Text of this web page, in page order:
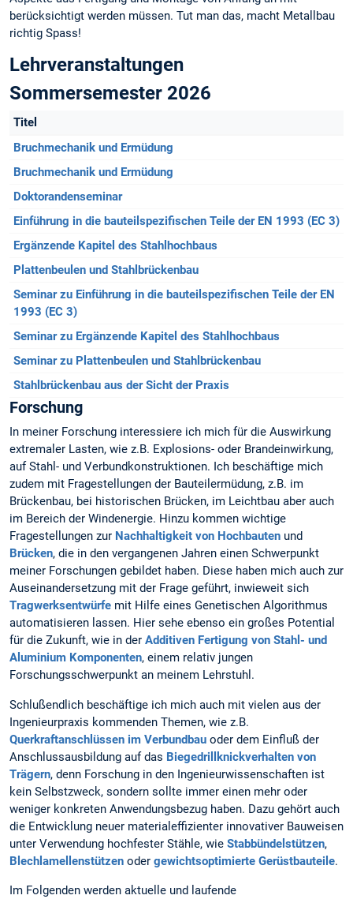
berücksichtigt werden müssen. Tut man das, macht Metallbau
richtig Spass!
Lehrveranstaltungen
Sommersemester 2026
Titel
Bruchmechanik und Ermüdung
Bruchmechanik und Ermüdung
Doktorandenseminar
Einführung in die bauteilspezifischen Teile der EN 1993 (EC 3)
Ergänzende Kapitel des Stahlhochbaus
Plattenbeulen und Stahlbrückenbau
Seminar zu Einführung in die bauteilspezifischen Teile der EN
1993 (EC 3)
Seminar zu Ergänzende Kapitel des Stahlhochbaus
Seminar zu Plattenbeulen und Stahlbrückenbau
Stahlbrückenbau aus der Sicht der Praxis
Forschung
In meiner Forschung interessiere ich mich für die Auswirkung
extremaler Lasten, wie z.B. Explosions- oder Brandeinwirkung,
auf Stahl- und Verbundkonstruktionen. Ich beschäftige mich
zudem mit Fragestellungen der Bauteilermüdung, z.B. im
Brückenbau, bei historischen Brücken, im Leichtbau aber auch
im Bereich der Windenergie. Hinzu kommen wichtige
Fragestellungen zur Nachhaltigkeit von Hochbauten und
Brücken, die in den vergangenen Jahren einen Schwerpunkt
meiner Forschungen gebildet haben. Diese haben mich auch zur
Auseinandersetzung mit der Frage geführt, inwieweit sich
Tragwerksentwürfe mit Hilfe eines Genetischen Algorithmus
automatisieren lassen. Hier sehe ebenso ein großes Potential
für die Zukunft, wie in der Additiven Fertigung von Stahl- und
Aluminium Komponenten, einem relativ jungen
Forschungsschwerpunkt an meinem Lehrstuhl.
Schlußendlich beschäftige ich mich auch mit vielen aus der
Ingenieurpraxis kommenden Themen, wie z.B.
Querkraftanschlüssen im Verbundbau oder dem Einfluß der
Anschlussausbildung auf das Biegedrillknickverhalten von
Trägern, denn Forschung in den Ingenieurwissenschaften ist
kein Selbstzweck, sondern sollte immer einen mehr oder
weniger konkreten Anwendungsbezug haben. Dazu gehört auch
die Entwicklung neuer materialeffizienter innovativer Bauweisen
unter Verwendung hochfester Stähle, wie Stabbündelstützen,
Blechlamellenstützen oder gewichtsoptimierte Gerüstbauteile.
Im Folgenden werden aktuelle und laufende